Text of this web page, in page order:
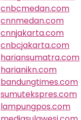
cnbcmedan.com
cnnmedan.com
cnnjakarta.com
cnbcjakarta.com
hariansumatra.com
harianikn.com
bandungtimes.com
sumutekspres.com
lampungpos.com